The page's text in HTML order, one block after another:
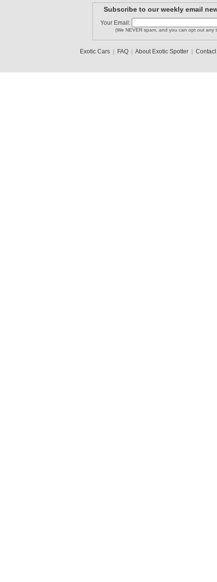
Subscribe to our weekly email
Your Email:
(We NEVER spam, and you can opt out any
Exotic Cars| FAQ| About Exotic Spotter| Contact